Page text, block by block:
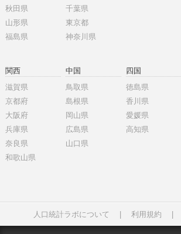
秋田県
山形県
福島県
千葉県
東京都
神奈川県
関西
滋賀県
京都府
大阪府
兵庫県
奈良県
和歌山県
中国
鳥取県
島根県
岡山県
広島県
山口県
四国
徳島県
香川県
愛媛県
高知県
人口統計ラボについて 利用規約